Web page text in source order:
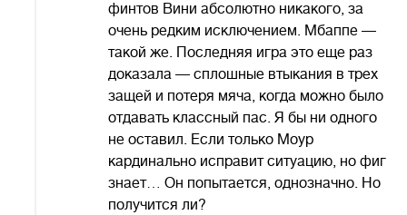
финтов Вини абсолютно никакого, за
очень редким исключением. Мбаппе —
такой же. Последняя игра это еще раз
доказала — сплошные втыкания в трех
защей и потеря мяча, когда можно было
отдавать классный пас. Я бы ни одного
не оставил. Если только Моур
кардинально исправит ситуацию, но фиг
знает… Он попытается, однозначно. Но
получится ли?